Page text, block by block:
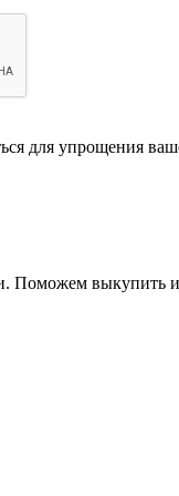
для упрощения
Поможем выкупить